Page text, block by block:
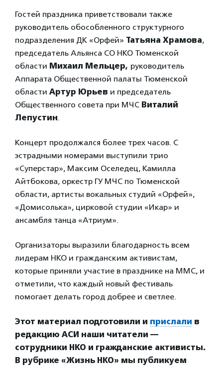
Гостей праздника приветствовали также
руководитель обособленного структурного
подразделения ДК «Орфей» Татьяна Храмова,
председатель Альянса СО НКО Тюменской
области Михаил Мельцер, руководитель
Аппарата Общественной палаты Тюменской
области Артур Юрьев и председатель
Общественного совета при МЧС Виталий
Лепустин.
Концерт продолжался более трех часов. С
эстрадными номерами выступили трио
«Суперстар», Максим Оселедец, Камилла
Айтбокова, оркестр ГУ МЧС по Тюменской
области, артисты вокальных студий «Орфей»,
«Домисолька», цирковой студии «Икар» и
ансамбля танца «Атриум».
Организаторы выразили благодарность всем
лидерам НКО и гражданским активистам,
которые приняли участие в празднике на ММС, и
отметили, что каждый новый фестиваль
помогает делать город добрее и светлее.
Этот материал подготовили и прислали в
редакцию АСИ наши читатели —
сотрудники НКО и гражданские активисты.
В рубрике «Жизнь НКО» мы публикуем